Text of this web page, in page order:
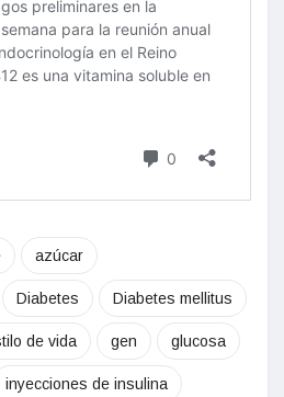
azúcar
Diabetes Diabetes mellitus
de vida gen glucosa
inyecciones de insulina